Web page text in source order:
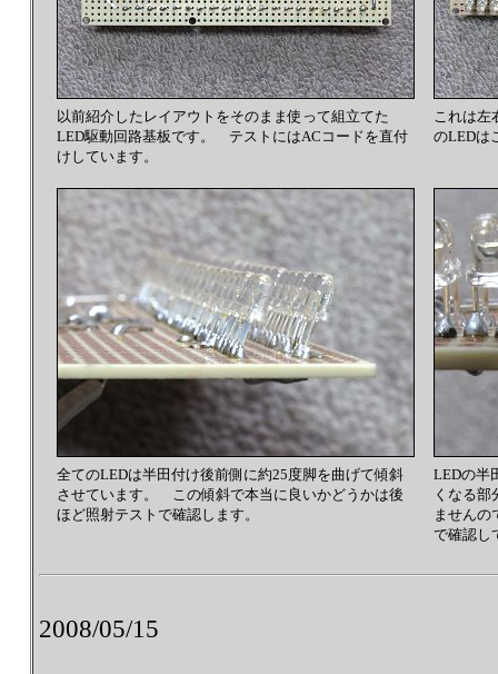
以前紹介したレイアウトをそのまま使って組立てた
LED駆動回路基板です。 テストにはACコードを直付
けしています。
これは左
のLEDは
全てのLEDは半田付け後前側に約25度脚を曲げて傾斜
させています。 この傾斜で本当に良いかどうかは後
ほど照射テストで確認します。
LEDの半
くなる部
ませんの
で確認し
2008/05/15